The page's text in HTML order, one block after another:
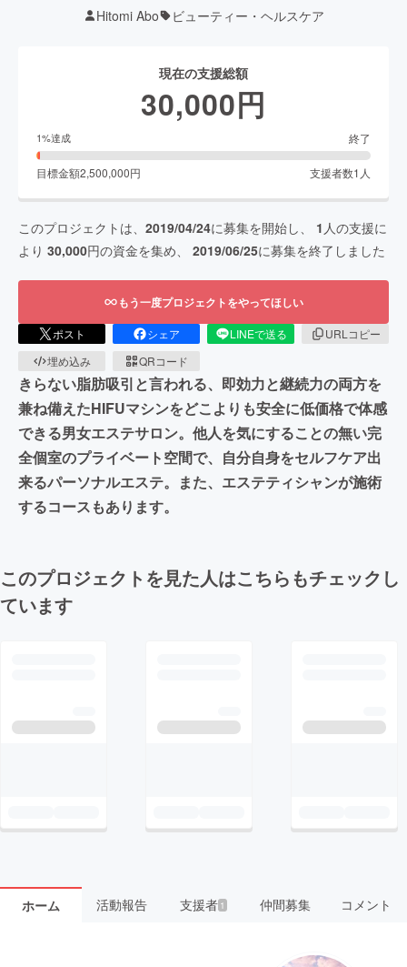
Hitomi Abo ビューティー・ヘルスケア
現在の支援総額
30,000円
1%達成 終了
目標金額2,500,000円 支援者数1 人
このプロジェクトは、 2019/04/24に募集を開始し、 1 人の支援に
より 30,000円の資金を集め、 2019/06/25に募集を終了しました
もう一度プロジェクトをやってほしい
ポスト シェア LINEで送る
URLコピー
埋め込み
QRコード
きらない脂肪吸引と言われる、即効力と継続力の両方を
兼ね備えたHIFUマシンをどこよりも安全に低価格で体感
できる男女エステサロン。他人を気にすることの無い完
全個室のプライベート空間で、自分自身をセルフケア出
来るパーソナルエステ。また、エステティシャンが施術
するコースもあります。
このプロジェクトを見た人はこちらもチェックし
ています
ホーム 活動報告 支援者 1 仲間募集 コメント